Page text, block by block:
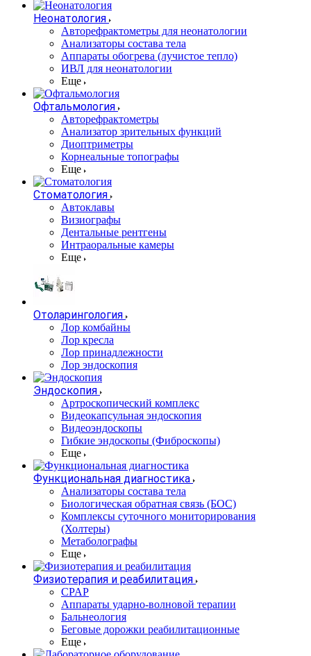
Неонатология
Авторефрактометры для неонатологии
Анализаторы состава тела
Аппараты обогрева (лучистое тепло)
ИВЛ для неонатологии
Еще
Офтальмология
Авторефрактометры
Анализатор зрительных функций
Диоптриметры
Корнеальные топографы
Еще
Стоматология
Автоклавы
Визиографы
Дентальные рентгены
Интраоральные камеры
Еще
Отоларингология
Лор комбайны
Лор кресла
Лор принадлежности
Лор эндоскопия
Эндоскопия
Артроскопический комплекс
Видеокапсульная эндоскопия
Видеоэндоскопы
Гибкие эндоскопы (Фиброcкопы)
Еще
Функциональная диагностика
Анализаторы состава тела
Биологическая обратная связь (БОС)
Комплексы суточного мониторирования
(Холтеры)
Метаболографы
Еще
Физиотерапия и реабилитация
CPAP
Аппараты ударно-волновой терапии
Бальнеология
Беговые дорожки реабилитационные
Еще